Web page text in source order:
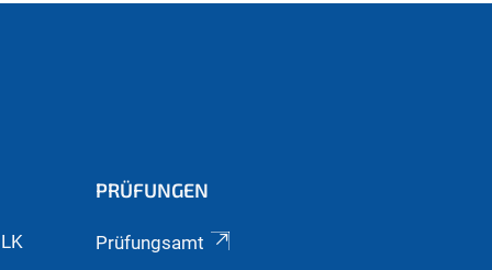
PRÜFUNGEN
Prüfungsamt